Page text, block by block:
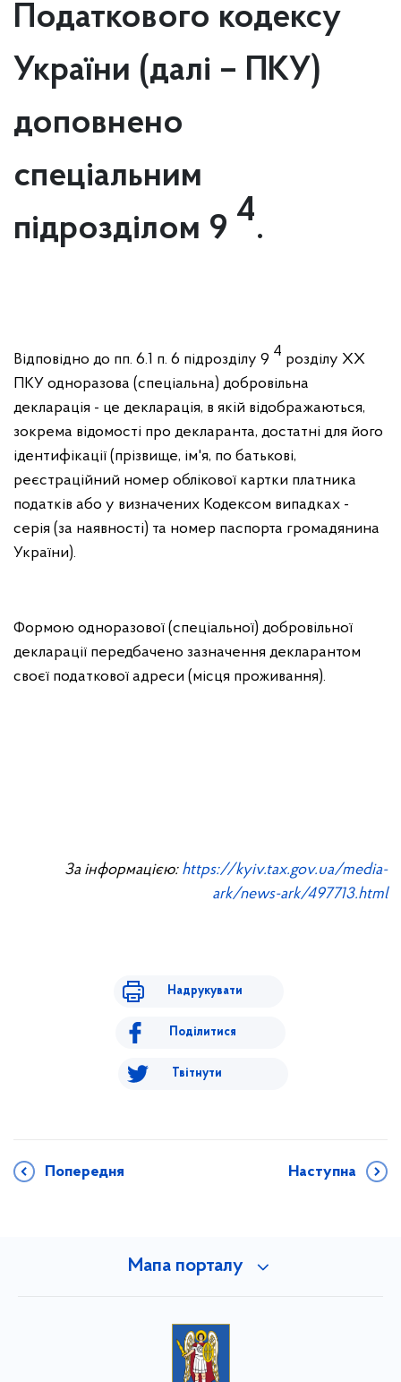
Податкового кодексу
України (далі – ПКУ)
доповнено
спеціальним
підрозділом 9 4.
Відповідно до пп. 6.1 п. 6 підрозділу 9 4 розділу ХХ
ПКУ одноразова (спеціальна) добровільна
декларація - це декларація, в якій відображаються,
зокрема відомості про декларанта, достатні для його
ідентифікації (прізвище, ім'я, по батькові,
реєстраційний номер облікової картки платника
податків або у визначених Кодексом випадках -
серія (за наявності) та номер паспорта громадянина
України).
Формою одноразової (спеціальної) добровільної
декларації передбачено зазначення декларантом
своєї податкової адреси (місця проживання).
За інформацією: https://kyiv.tax.gov.ua/media-
ark/news-ark/497713.html
Надрукувати
Поділитися
Твітнути
Попередня Наступна
Мапа порталу